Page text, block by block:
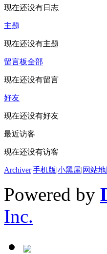
现在还没有日志
主题
现在还没有主题
留言板全部
现在还没有留言
好友
现在还没有好友
最近访客
现在还没有访客
Archiver|手机版|小黑屋|网站地
Powered by
Inc.